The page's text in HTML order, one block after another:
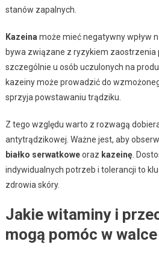
stanów zapalnych.
Kazeina może mieć negatywny wpływ
bywa związane z ryzykiem zaostrzenia
szczególnie u osób uczulonych na
kazeiny może prowadzić do
sprzyja powstawaniu trądziku.
Z tego względu warto z rozwagą
antytrądzikowej. Ważne jest, aby
białko serwatkoweoraz kazeinę.
indywidualnych potrzeb i tolerancji to
zdrowia skóry.
Jakie witaminy i
mogą pomóc w